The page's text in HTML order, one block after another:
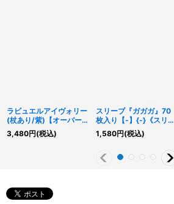
ラビュエルアイヴォリー
(杖あり/紫)【オーバー
ラッシュレア】
{RD/KP22-JP039}
3,480円(税込)
スリーブ『ガガガ』70
枚入り【-】{-}《スリー
ブ》
1,580円(税込)